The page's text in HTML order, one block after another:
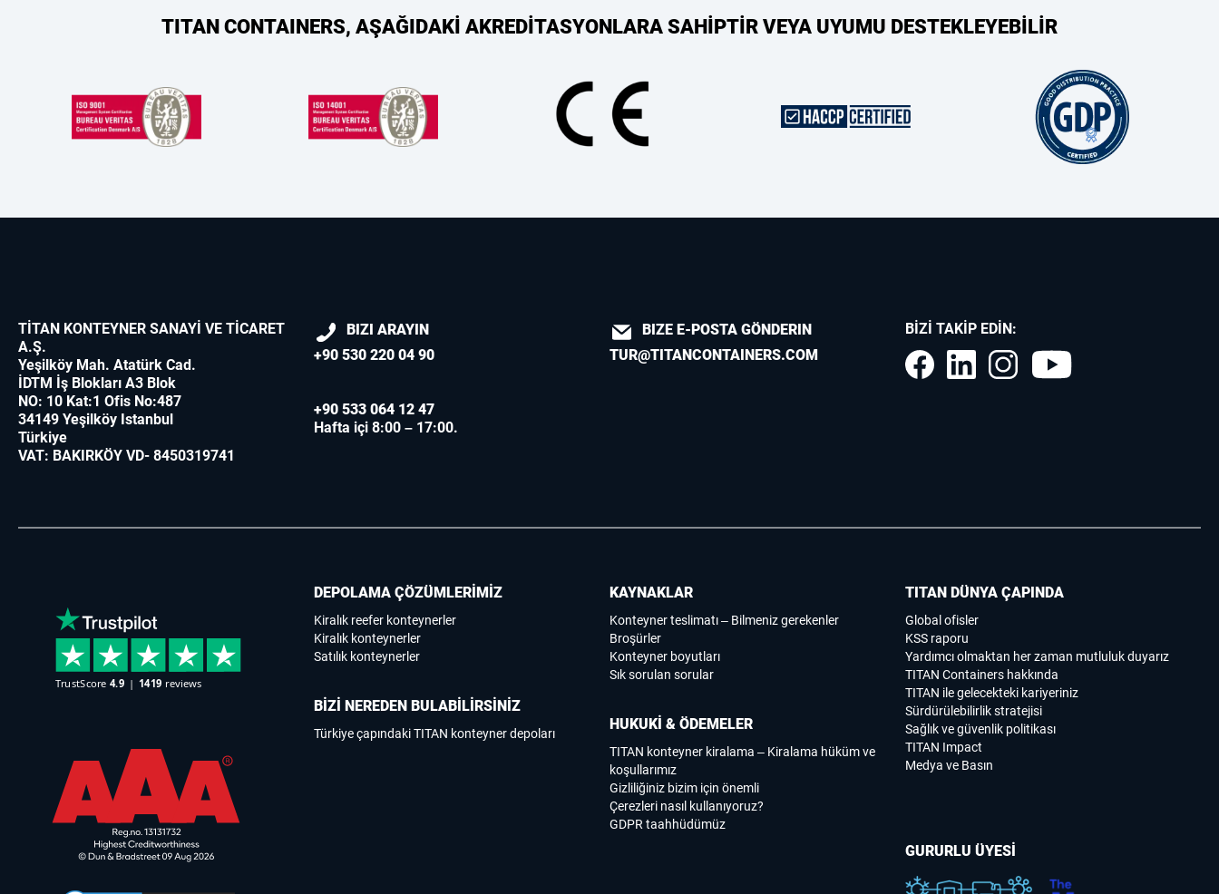
TITAN CONTAINERS, AŞAĞIDAKİ AKREDİTASYONLARA SAHİPTİR VEYA UYUMU DESTEKLEYEBİLİR
TİTAN KONTEYNER SANAYİ VE TİCARET
A.Ş.
Yeşilköy Mah. Atatürk Cad.
İDTM İş Blokları A3 Blok
NO: 10 Kat:1 Ofis No:487
34149 Yeşilköy Istanbul
Türkiye
VAT: BAKIRKÖY VD- 8450319741
BIZI ARAYIN
+90 530 220 04 90
+90 533 064 12 47
Hafta içi 8:00 – 17:00.
BIZE E-POSTA GÖNDERIN
TUR@TITANCONTAINERS.COM
BIZI TAKIP EDIN:
DEPOLAMA ÇÖZÜMLERİMİZ
Kiralık reefer konteynerler
Kiralık konteynerler
Satılık konteynerler
BİZİ NEREDEN BULABİLİRSİNİZ
Türkiye çapındaki TITAN konteyner depoları
TITAN DÜNYA ÇAPINDA
Global ofisler
KSS raporu
Yardımcı olmaktan her zaman mutluluk duyarız
TITAN Containers hakkında
TITAN ile gelecekteki kariyeriniz
Sürdürülebilirlik stratejisi
Sağlık ve güvenlik politikası
TITAN Impact
Medya ve Basın
KAYNAKLAR
Konteyner teslimatı – Bilmeniz gerekenler
Broşürler
Konteyner boyutları
Sık sorulan sorular
HUKUKİ & ÖDEMELER
TITAN konteyner kiralama – Kiralama hüküm ve
koşullarımız
Gizliliğiniz bizim için önemli
Çerezleri nasıl kullanıyoruz?
GDPR taahhüdümüz
GURURLU ÜYESİ